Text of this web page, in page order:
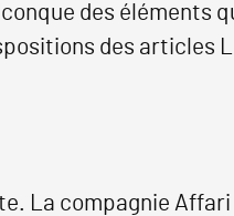
des
des articles
La compagnie